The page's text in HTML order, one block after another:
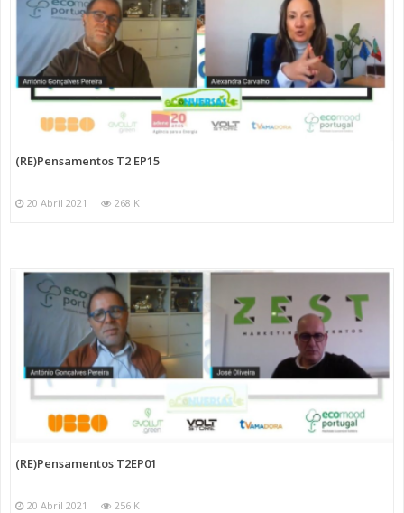
(RE)Pensamentos T2 EP15
20 Abril 2021 268 K
(RE)Pensamentos T2EP01
20 Abril 2021 256 K